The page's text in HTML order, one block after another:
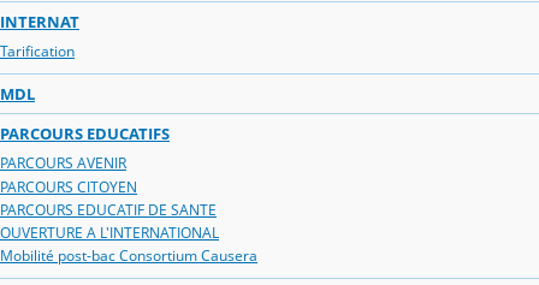
INTERNAT
Tarification
MDL
PARCOURS EDUCATIFS
PARCOURS AVENIR
PARCOURS CITOYEN
PARCOURS EDUCATIF DE SANTE
OUVERTURE A L'INTERNATIONAL
Mobilité post-bac Consortium Causera